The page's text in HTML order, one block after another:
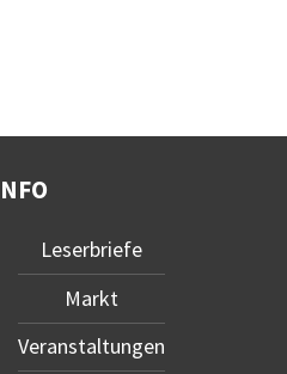
Leserbriefe
Markt
Veranstaltungen